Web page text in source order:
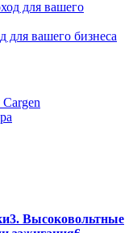
вашего бизнеса
3. Высоковольтные